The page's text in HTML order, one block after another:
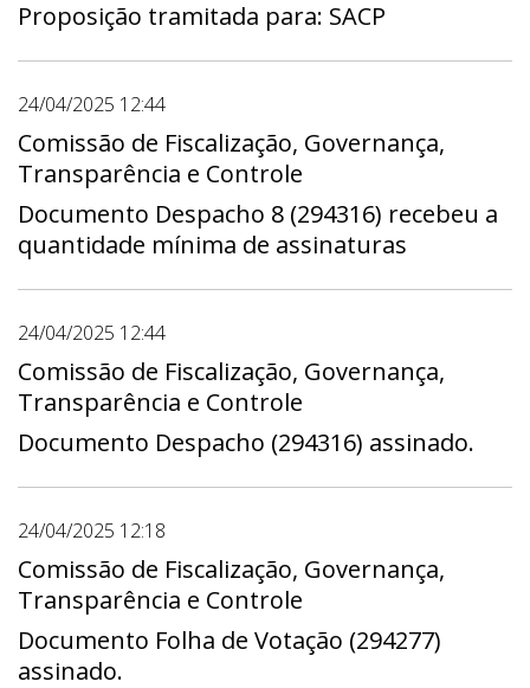
Proposição tramitada para: SACP
24/04/2025 12:44
Comissão de Fiscalização, Governança,
Transparência e Controle
Documento Despacho 8 (294316) recebeu a
quantidade mínima de assinaturas
24/04/2025 12:44
Comissão de Fiscalização, Governança,
Transparência e Controle
Documento Despacho (294316) assinado.
24/04/2025 12:18
Comissão de Fiscalização, Governança,
Transparência e Controle
Documento Folha de Votação (294277)
assinado.